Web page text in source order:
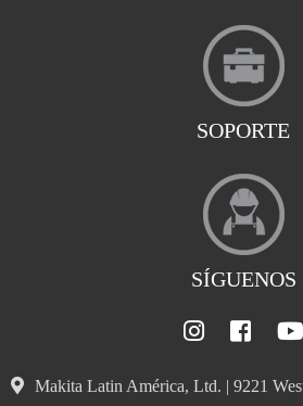
SOPORTE
SÍGUENOS
Makita Latin América, Ltd. | 9221